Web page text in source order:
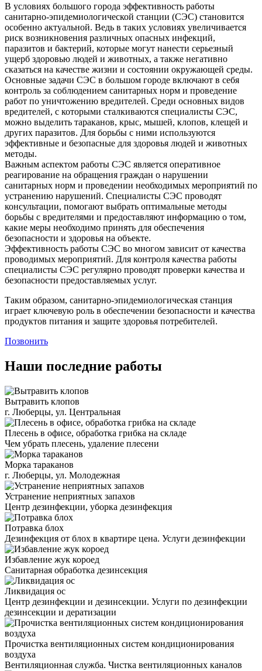
В условиях большого города эффективность работы
санитарно-эпидемиологической станции (СЭС) становится
особенно актуальной. Ведь в таких условиях увеличивается
риск возникновения различных опасных инфекций,
паразитов и бактерий, которые могут нанести серьезный
ущерб здоровью людей и животных, а также негативно
сказаться на качестве жизни и состоянии окружающей среды.
Основные задачи СЭС в большом городе включают в себя
контроль за соблюдением санитарных норм и проведение
работ по уничтожению вредителей. Среди основных видов
вредителей, с которыми сталкиваются специалисты СЭС,
можно выделить тараканов, крыс, мышей, клопов, клещей и
других паразитов. Для борьбы с ними используются
эффективные и безопасные для здоровья людей и животных
методы.
Важным аспектом работы СЭС является оперативное
реагирование на обращения граждан о нарушении
санитарных норм и проведении необходимых мероприятий по
устранению нарушений. Специалисты СЭС проводят
консультации, помогают выбрать оптимальные методы
борьбы с вредителями и предоставляют информацию о том,
какие меры необходимо принять для обеспечения
безопасности и здоровья на объекте.
Эффективность работы СЭС во многом зависит от качества
проводимых мероприятий. Для контроля качества работы
специалисты СЭС регулярно проводят проверки качества и
безопасности предоставляемых услуг.
Таким образом, санитарно-эпидемиологическая станция
играет ключевую роль в обеспечении безопасности и качества
продуктов питания и защите здоровья потребителей.
Позвонить
Наши последние работы
Вытравить клопов
г. Люберцы, ул. Центральная
Плесень в офисе, обработка грибка на складе
Чем убрать плесень, удаление плесени
Морка тараканов
г. Люберцы, ул. Молодежная
Устранение неприятных запахов
Центр дезинфекции, уборка дезинфекция
Потравка блох
Дезинфекция от блох в квартире цена. Услуги дезинфекции
Избавление жук короед
Санитарная обработка дезинсекция
Ликвидация ос
Центр дезинфекции и дезинсекции. Услуги по дезинфекции
дезинсекции и дератизации
Прочистка вентиляционных систем кондиционирования
воздуха
Вентиляционная служба. Чистка вентиляционных каналов